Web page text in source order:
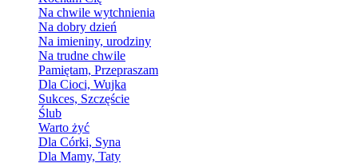
Na chwile wytchnienia
Na dobry dzień
Na imieniny, urodziny
Na trudne chwile
Pamiętam, Przepraszam
Dla Cioci, Wujka
Sukces, Szczęście
Ślub
Warto żyć
Dla Córki, Syna
Dla Mamy, Taty